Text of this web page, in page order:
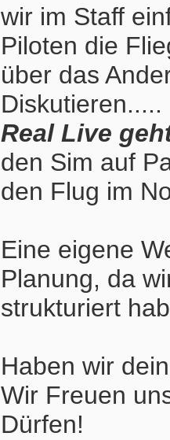
wir im Staff
Piloten die
über das
Diskutieren.....
Real Live
den Sim auf
den Flug im
Eine eigene
Planung, da
strukturiert
Haben wir
Wir Freuen
Dürfen!